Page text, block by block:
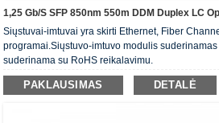
1,25 Gb/s SFP 850nm 550m DDM Duplex LC
Siųstuvai-imtuvai yra skirti Ethernet, Fiber
programai.Siųstuvo-imtuvo modulis
suderinama su RoHS reikalavimu.
PAKLAUSIMAS DETALĖ